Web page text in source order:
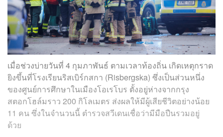
เมื่อช่วงบ่ายวันที่ 4 กุมภาพันธ์ ตามเวลาท้องถิ่น เกิดเหตุกราด
ยิงขึ้นที่โรงเรียนริสเบิร์กสกา (Risbergska) ซึ่งเป็นส่วนหนึ่ง
ของศูนย์การศึกษาในเมืองโอเรโบร ตั้งอยู่ห่างจากกรุง
สตอกโฮล์มราว 200 กิโลเมตร ส่งผลให้มีผู้เสียชีวิตอย่างน้อย
11 คน ซึ่งในจำนวนนี้ ตำรวจสวีเดนเชื่อว่ามีมือปืนรวมอยู่
ด้วย